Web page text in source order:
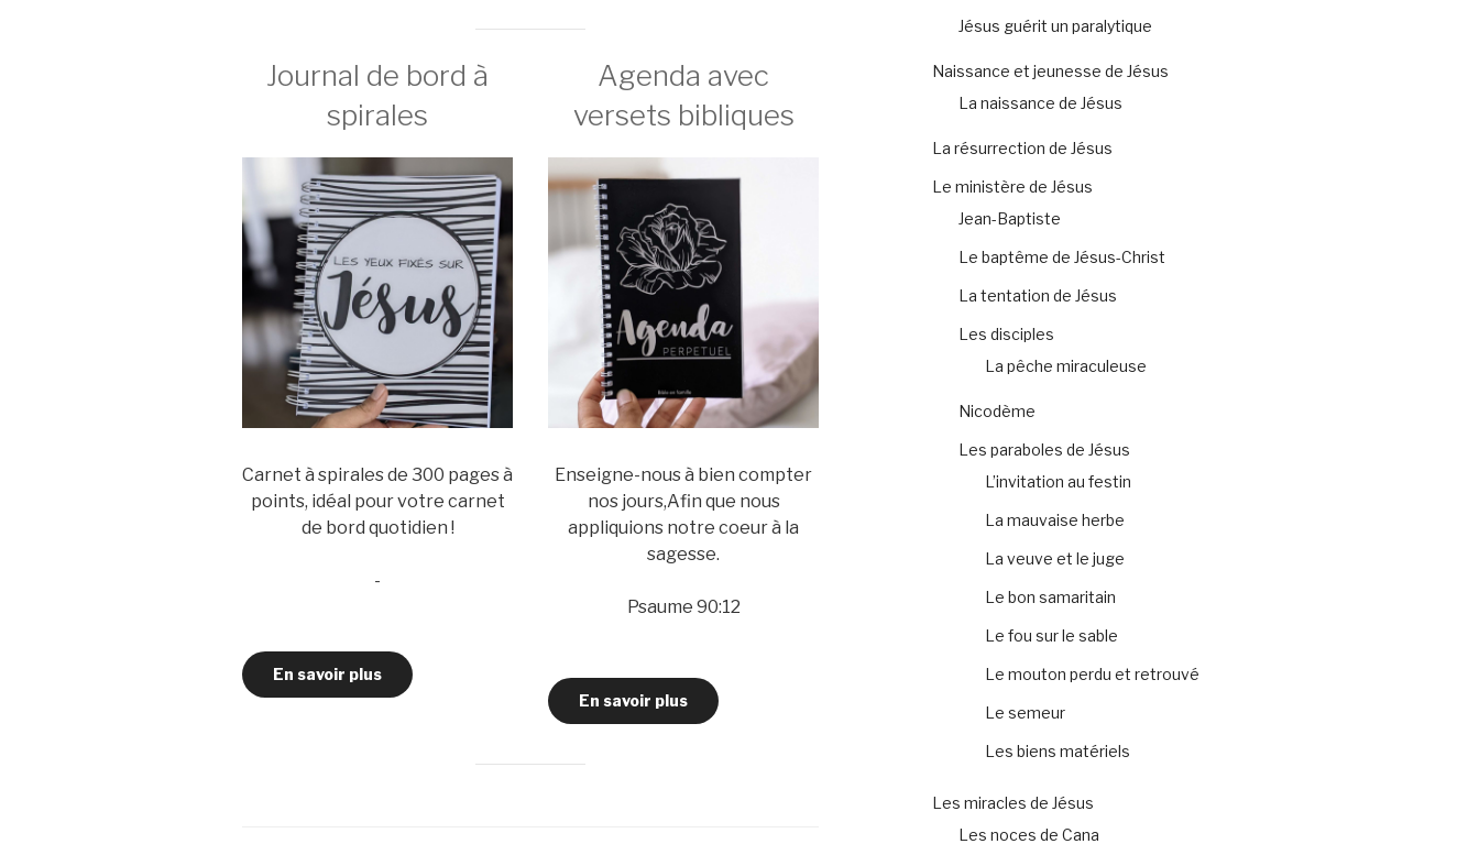
Journal de bord à
spirales
Carnet à spirales de 300 pages à
points, idéal pour votre carnet
de bord quotidien !
-
En savoir plus
Agenda avec
versets bibliques
Enseigne-nous à bien compter
nos jours,Afin que nous
appliquions notre coeur à la
sagesse.
Psaume 90:12
En savoir plus
Jésus guérit un paralytique
Naissance et jeunesse de Jésus
La naissance de Jésus
La résurrection de Jésus
Le ministère de Jésus
Jean-Baptiste
Le baptême de Jésus-Christ
La tentation de Jésus
Les disciples
La pêche miraculeuse
Nicodème
Les paraboles de Jésus
L’invitation au festin
La mauvaise herbe
La veuve et le juge
Le bon samaritain
Le fou sur le sable
Le mouton perdu et retrouvé
Le semeur
Les biens matériels
Les miracles de Jésus
Les noces de Cana